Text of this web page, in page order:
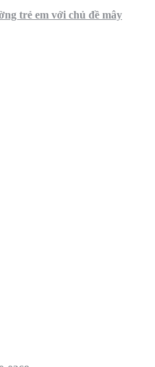
trẻ em với chủ đề mây